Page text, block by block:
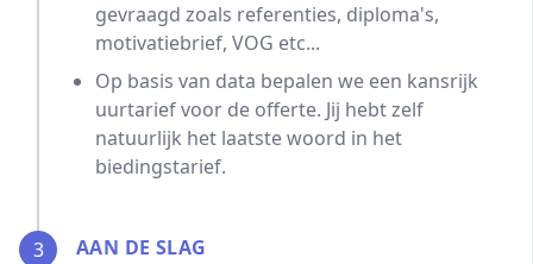
gevraagd zoals referenties, diploma's,
motivatiebrief, VOG etc...
Op basis van data bepalen we een kansrijk
uurtarief voor de offerte. Jij hebt zelf
natuurlijk het laatste woord in het
biedingstarief.
3
AAN DE SLAG